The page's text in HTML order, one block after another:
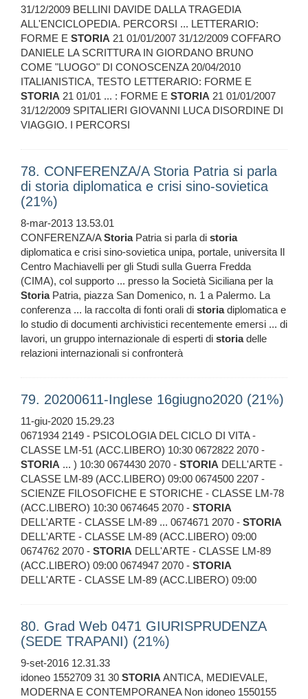
31/12/2009 BELLINI DAVIDE DALLA TRAGEDIA
ALL'ENCICLOPEDIA. PERCORSI ... LETTERARIO:
FORME E STORIA 21 01/01/2007 31/12/2009 COFFARO
DANIELE LA SCRITTURA IN GIORDANO BRUNO
COME "LUOGO" DI CONOSCENZA 20/04/2010
ITALIANISTICA, TESTO LETTERARIO: FORME E
STORIA 21 01/01 ... : FORME E STORIA 21 01/01/2007
31/12/2009 SPITALIERI GIOVANNI LUCA DISORDINE DI
VIAGGIO. I PERCORSI
78. CONFERENZA/A Storia Patria si parla
di storia diplomatica e crisi sino-sovietica
(21%)
8-mar-2013 13.53.01
CONFERENZA/AStoriaPatria si parla di storia
diplomatica e crisi sino-sovietica unipa, portale, universita Il
Centro Machiavelli per gli Studi sulla Guerra Fredda
(CIMA), col supporto ... presso la Società Siciliana per la
StoriaPatria, piazza San Domenico, n. 1 a Palermo. La
conferenza ... la raccolta di fonti orali di storiadiplomatica e
lo studio di documenti archivistici recentemente emersi ... di
lavori, un gruppo internazionale di esperti di storiadelle
relazioni internazionali si confronterà
79. 20200611-Inglese 16giugno2020 (21%)
11-giu-2020 15.29.23
0671934 2149 - PSICOLOGIA DEL CICLO DI VITA -
CLASSE LM-51 (ACC.LIBERO) 10:30 0672822 2070 -
STORIA ... ) 10:30 0674430 2070 - STORIA DELL'ARTE -
CLASSE LM-89 (ACC.LIBERO) 09:00 0674500 2207 -
SCIENZE FILOSOFICHE E STORICHE - CLASSE LM-78
(ACC.LIBERO) 10:30 0674645 2070 - STORIA
DELL'ARTE - CLASSE LM-89 ... 0674671 2070 - STORIA
DELL'ARTE - CLASSE LM-89 (ACC.LIBERO) 09:00
0674762 2070 - STORIA DELL'ARTE - CLASSE LM-89
(ACC.LIBERO) 09:00 0674947 2070 - STORIA
DELL'ARTE - CLASSE LM-89 (ACC.LIBERO) 09:00
80. Grad Web 0471 GIURISPRUDENZA
(SEDE TRAPANI) (21%)
9-set-2016 12.31.33
idoneo 1552709 31 30 STORIAANTICA, MEDIEVALE,
MODERNA E CONTEMPORANEA Non idoneo 1550155